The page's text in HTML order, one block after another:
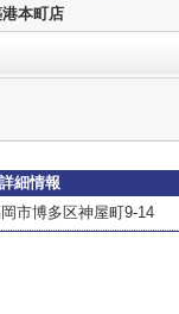
本町店
細情報
市博多区神屋町9-14